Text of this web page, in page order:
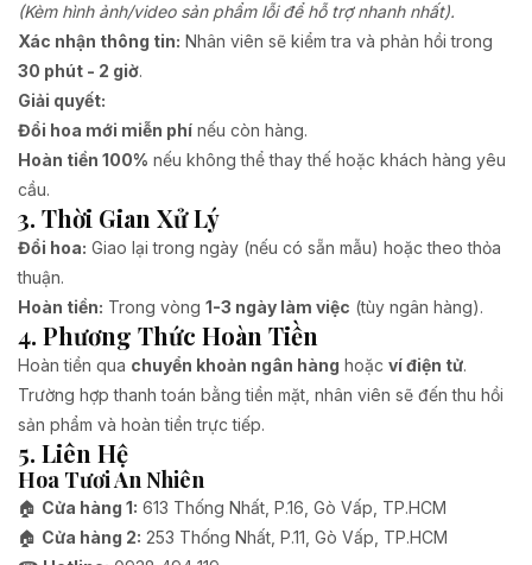
(Kèm hình ảnh/video sản phẩm lỗi để hỗ trợ nhanh nhất).
Xác nhận thông tin: Nhân viên sẽ kiểm tra và phản hồi trong
30 phút - 2 giờ.
Giải quyết:
Đổi hoa mới miễn phí nếu còn hàng.
Hoàn tiền 100% nếu không thể thay thế hoặc khách hàng yêu
cầu.
3. Thời Gian Xử Lý
Đổi hoa: Giao lại trong ngày (nếu có sẵn mẫu) hoặc theo thỏa
thuận.
Hoàn tiền: Trong vòng 1-3 ngày làm việc (tùy ngân hàng).
4. Phương Thức Hoàn Tiền
Hoàn tiền qua chuyển khoản ngân hàng hoặc ví điện tử.
Trường hợp thanh toán bằng tiền mặt, nhân viên sẽ đến thu hồi
sản phẩm và hoàn tiền trực tiếp.
5. Liên Hệ
Hoa Tươi An Nhiên
🏠 Cửa hàng 1: 613 Thống Nhất, P.16, Gò Vấp, TP.HCM
🏠 Cửa hàng 2: 253 Thống Nhất, P.11, Gò Vấp, TP.HCM